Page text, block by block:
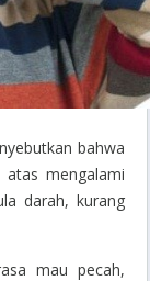
bahwa
atas mengalami
darah, kurang
mau pecah,